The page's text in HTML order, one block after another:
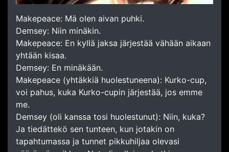
Makepeace: Mä olen aivan puhki.
Demsey: Niin minäkin.
Makepeace: En kyllä jaksa järjestää vähään aikaan
yhtään kisaa.
Demsey: En minäkään.
Makepeace (yhtäkkiä huolestuneena): Kurko-cup,
voi pahus, kuka Kurko-cupin järjestää, jos emme
me.
Demsey (oli kanssa tosi huolestunut): Niin, kuka?
Ja tiedättekö sen tunteen, kun jotakin on
tapahtumassa ja tunnet pikkuhiljaa olevasi